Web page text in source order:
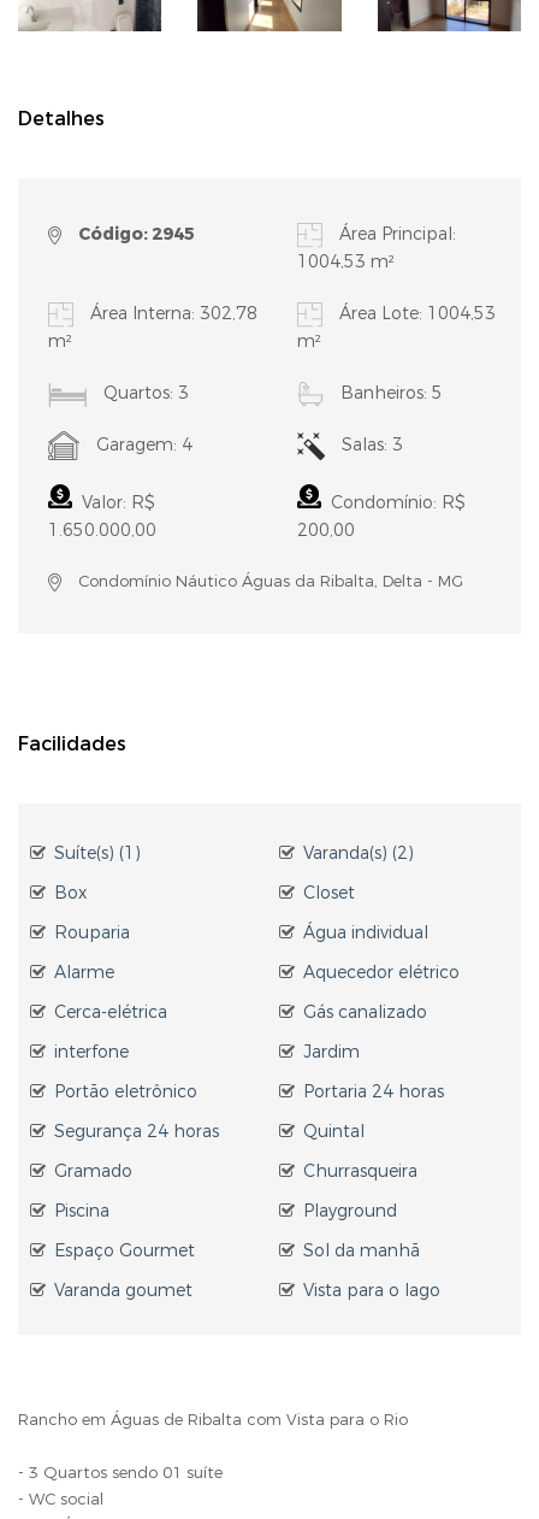
Detalhes
Código: 2945
Área Principal:
1004,53 m²
Área Interna: 302,78
m²
Área Lote: 1004,53
m²
Quartos: 3 Banheiros: 5
Garagem: 4 Salas: 3
Valor: R$
1.650.000,00
Condomínio: R$
200,00
Condomínio Náutico Águas da Ribalta, Delta - MG
Facilidades
Suíte(s) (1)
Varanda(s) (2)
Box
Closet
Rouparia
Água individual
Alarme
Aquecedor elétrico
Cerca-elétrica
Gás canalizado
interfone
Jardim
Portão eletrônico
Portaria 24 horas
Segurança 24 horas
Quintal
Gramado
Churrasqueira
Piscina
Playground
Espaço Gourmet
Sol da manhã
Varanda goumet
Vista para o lago
Rancho em Águas de Ribalta com Vista para o Rio
- 3 Quartos sendo 01 suíte
- WC social